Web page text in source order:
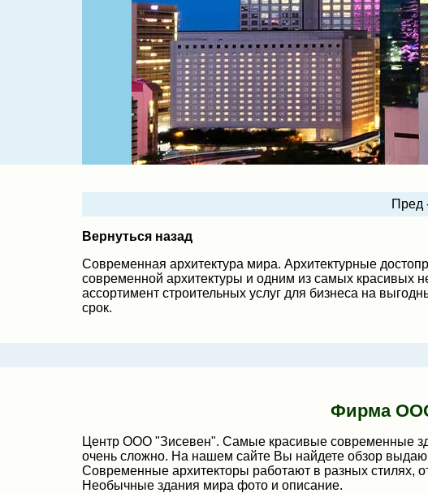
Пред
Вернуться назад
Современная архитектура мира. Архитектурные
современной архитектуры и одним из самых красивых
ассортимент строительных услуг для бизнеса на
срок.
Фирма
Центр ООО "Зисевен". Самые красивые современные
очень сложно. На нашем сайте Вы найдете обзор
Современные архитекторы работают в разных стилях,
Необычные здания мира фото и описание.